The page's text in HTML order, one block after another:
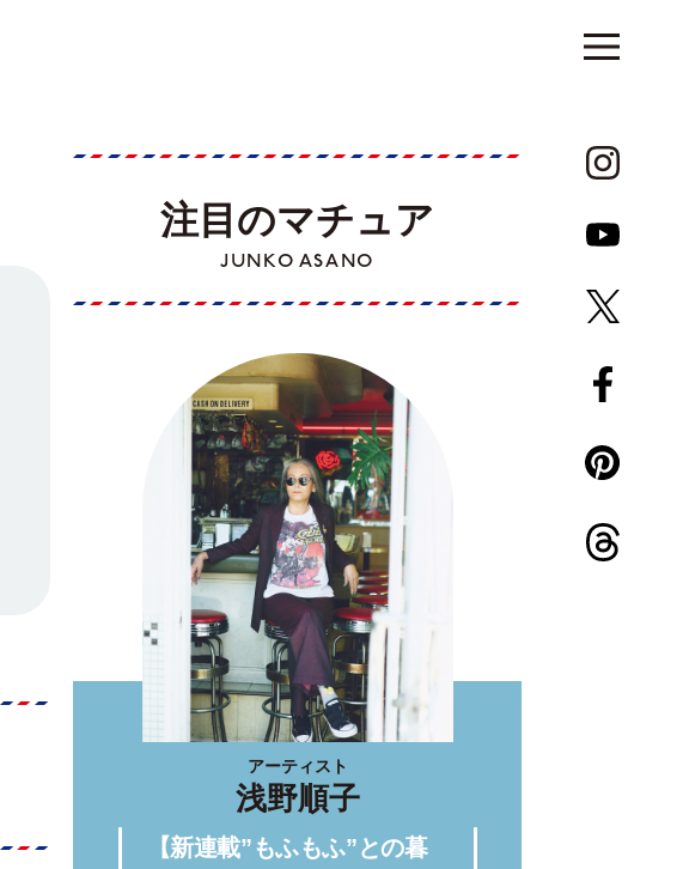
注目のマチュア
JUNKO ASANO
アーティスト
浅野順子
【新連載”もふもふ”との暮